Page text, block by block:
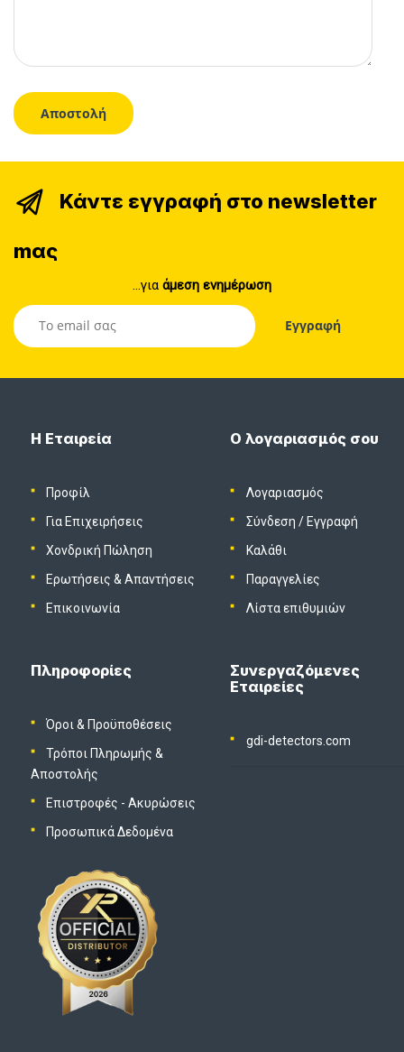
Κάντε εγγραφή στο newsletter
mας
...για άμεση ενημέρωση
Η Εταιρεία
Προφίλ
Για Επιχειρήσεις
Χονδρική Πώληση
Ερωτήσεις & Απαντήσεις
Επικοινωνία
Ο λογαριασμός σου
Λογαριασμός
Σύνδεση / Εγγραφή
Καλάθι
Παραγγελίες
Λίστα επιθυμιών
Πληροφορίες
Όροι & Προϋποθέσεις
Τρόποι Πληρωμής &
Αποστολής
Επιστροφές - Ακυρώσεις
Προσωπικά Δεδομένα
Συνεργαζόμενες
Εταιρείες
gdi-detectors.com